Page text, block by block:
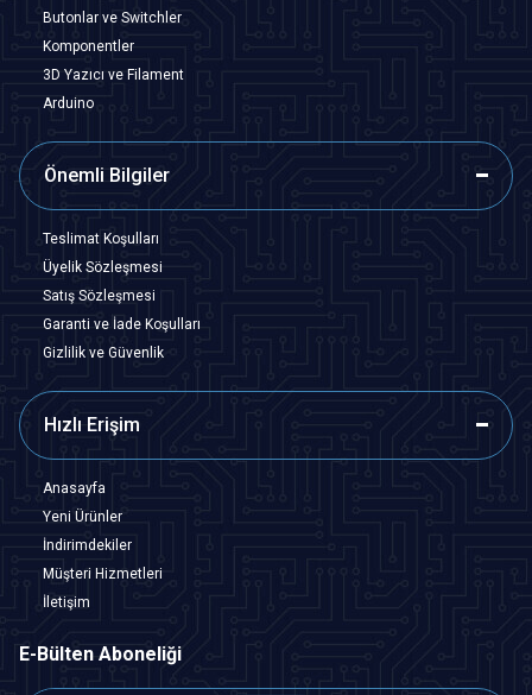
Butonlar ve Switchler
Komponentler
3D Yazıcı ve Filament
Arduino
Önemli Bilgiler
Teslimat Koşulları
Üyelik Sözleşmesi
Satış Sözleşmesi
Garanti ve İade Koşulları
Gizlilik ve Güvenlik
Hızlı Erişim
Anasayfa
Yeni Ürünler
İndirimdekiler
Müşteri Hizmetleri
İletişim
E-Bülten Aboneliği